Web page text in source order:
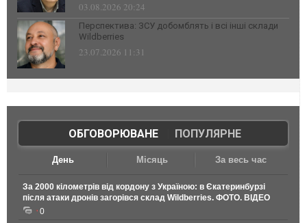
03.08.2026 20:24
Перспектива: ЗСУ добомблять і всі інші склади
Wildberries
23.07.2026 11:31
ОБГОВОРЮВАНЕ| ПОПУЛЯРНЕ
День Місяць За весь час
За 2000 кілометрів від кордону з Україною: в Єкатеринбурзі
після атаки дронів загорівся склад Wildberries. ФОТО. ВІДЕО
0